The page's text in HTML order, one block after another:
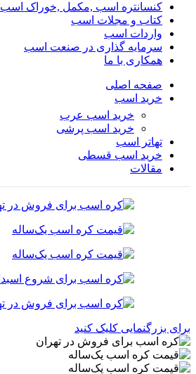
کنسانتره اسب ,مکمل ,خوراک اسب
کتاب و مجلات اسب
واردات اسب
سرمایه گذاری در صنعت اسب
همکاری با ما
صفحه اصلی
خرید اسب
خرید اسب عرب
خرید اسب پرشی
تهاتر اسب
خرید اسب قسطی
مقالات
برای بزرگنمایی کلیک کنید